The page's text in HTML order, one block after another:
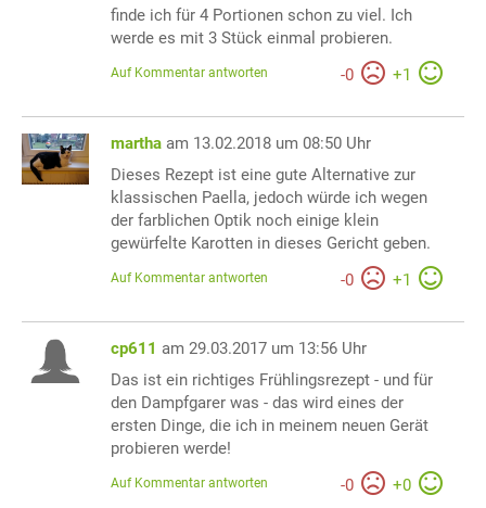
finde ich für 4 Portionen schon zu viel. Ich
werde es mit 3 Stück einmal probieren.
-0 +1
Auf Kommentar antworten
martha am 13.02.2018 um 08:50 Uhr
Dieses Rezept ist eine gute Alternative zur
klassischen Paella, jedoch würde ich wegen
der farblichen Optik noch einige klein
gewürfelte Karotten in dieses Gericht geben.
-0 +1
Auf Kommentar antworten
cp611 am 29.03.2017 um 13:56 Uhr
Das ist ein richtiges Frühlingsrezept - und für
den Dampfgarer was - das wird eines der
ersten Dinge, die ich in meinem neuen Gerät
probieren werde!
-0 +0
Auf Kommentar antworten